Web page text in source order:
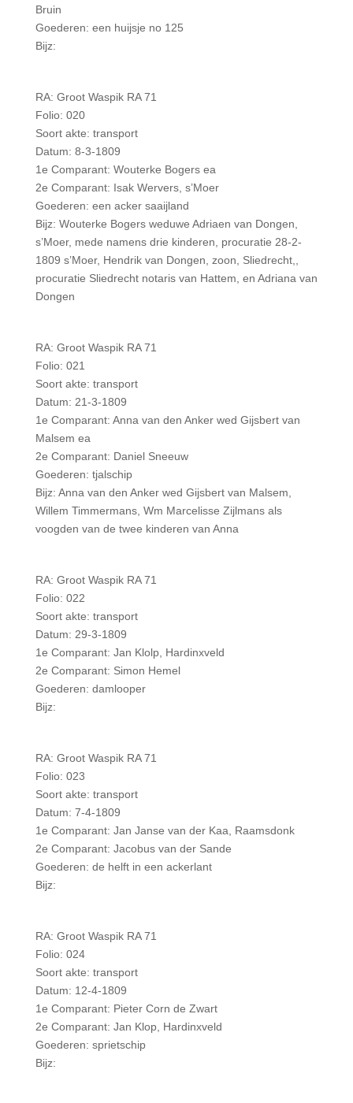
Bruin
Goederen: een huijsje no 125
Bijz:
RA: Groot Waspik RA 71
Folio: 020
Soort akte: transport
Datum: 8-3-1809
1e Comparant: Wouterke Bogers ea
2e Comparant: Isak Wervers, s’Moer
Goederen: een acker saaijland
Bijz: Wouterke Bogers weduwe Adriaen van Dongen,
s’Moer, mede namens drie kinderen, procuratie 28-2-
1809 s’Moer, Hendrik van Dongen, zoon, Sliedrecht,,
procuratie Sliedrecht notaris van Hattem, en Adriana van
Dongen
RA: Groot Waspik RA 71
Folio: 021
Soort akte: transport
Datum: 21-3-1809
1e Comparant: Anna van den Anker wed Gijsbert van
Malsem ea
2e Comparant: Daniel Sneeuw
Goederen: tjalschip
Bijz: Anna van den Anker wed Gijsbert van Malsem,
Willem Timmermans, Wm Marcelisse Zijlmans als
voogden van de twee kinderen van Anna
RA: Groot Waspik RA 71
Folio: 022
Soort akte: transport
Datum: 29-3-1809
1e Comparant: Jan Klolp, Hardinxveld
2e Comparant: Simon Hemel
Goederen: damlooper
Bijz:
RA: Groot Waspik RA 71
Folio: 023
Soort akte: transport
Datum: 7-4-1809
1e Comparant: Jan Janse van der Kaa, Raamsdonk
2e Comparant: Jacobus van der Sande
Goederen: de helft in een ackerlant
Bijz:
RA: Groot Waspik RA 71
Folio: 024
Soort akte: transport
Datum: 12-4-1809
1e Comparant: Pieter Corn de Zwart
2e Comparant: Jan Klop, Hardinxveld
Goederen: sprietschip
Bijz: